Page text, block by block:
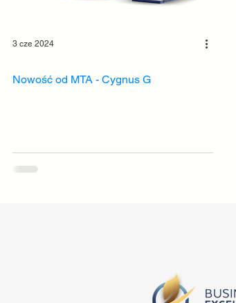
3 cze 2024
Nowość od MTA - Cygnus G